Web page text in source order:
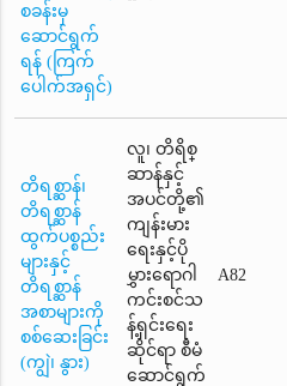
စခန်းမှ
ဆောင်ရွက်
ရန် (ကြက်
ပေါက်အရှင်)
တိရစ္ဆာန်၊
တိရစ္ဆာန်
ထွက်ပစ္စည်း
များနှင့်
တိရစ္ဆာန်
အစာများကို
စစ်ဆေးခြင်း
(ကျွဲ၊ နွား)
လူ၊ တိရိစ္
ဆာန်နှင့်
အပင်တို့၏
ကျန်းမား
ရေးနှင့်ပို
မွှားရောဂါ
ကင်းစင်သ
န့်ရှင်းရေး
ဆိုင်ရာ စီမံ
ဆောင်ရွက်
A82